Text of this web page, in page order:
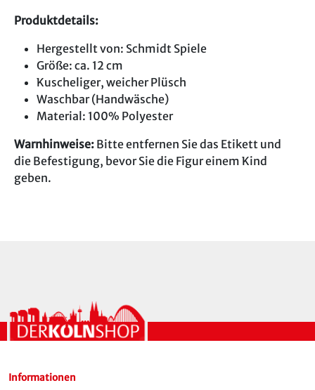
Produktdetails:
Hergestellt von: Schmidt Spiele
Größe: ca. 12 cm
Kuscheliger, weicher Plüsch
Waschbar (Handwäsche)
Material: 100% Polyester
Warnhinweise: Bitte entfernen Sie das Etikett und
die Befestigung, bevor Sie die Figur einem Kind
geben.
Informationen